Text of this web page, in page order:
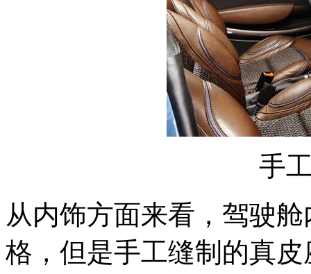
手
从内饰方面来看，驾驶
格，但是手工缝制的真